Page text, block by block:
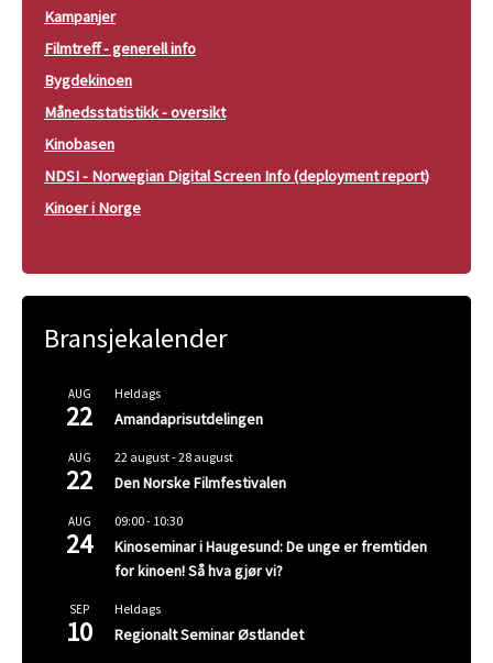
Kampanjer
Filmtreff - generell info
Bygdekinoen
Månedsstatistikk - oversikt
Kinobasen
NDSI - Norwegian Digital Screen Info (deployment report)
Kinoer i Norge
Bransjekalender
AUG
22
Heldags
Amandaprisutdelingen
AUG
22
22 august-28 august
Den Norske Filmfestivalen
AUG
24
09:00- 10:30
Kinoseminar i Haugesund: De unge er fremtiden
for kinoen! Så hva gjør vi?
SEP
10
Heldags
Regionalt Seminar Østlandet